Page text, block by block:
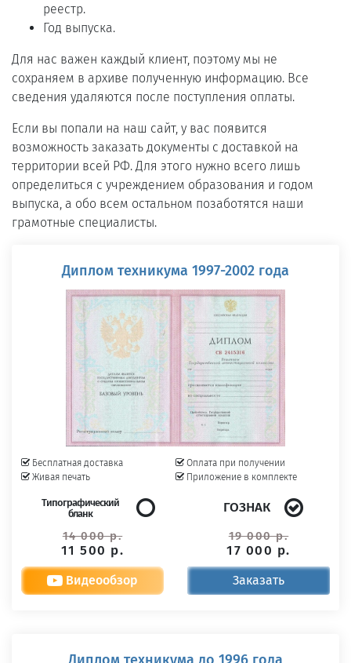
реестр.
Год выпуска.
Для нас важен каждый клиент, поэтому мы не
сохраняем в архиве полученную информацию. Все
сведения удаляются после поступления оплаты.
Если вы попали на наш сайт, у вас появится
возможность заказать документы с доставкой на
территории всей РФ. Для этого нужно всего лишь
определиться с учреждением образования и годом
выпуска, а обо всем остальном позаботятся наши
грамотные специалисты.
Диплом техникума 1997-2002 года
Бесплатная доставка
Живая печать
Оплата при получении
Приложение в комплекте
Типографический
бланк
14 000 р.
11 500 р.
ГОЗНАК
19 000 р.
17 000 р.
Видеообзор Заказать